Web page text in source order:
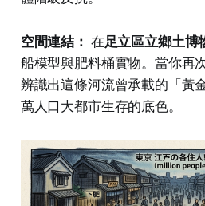
空間連結： 在足立區立鄉土博
船模型與肥料桶實物。當你再
辨識出這條河流曾承載的「黃
萬人口大都市生存的底色。